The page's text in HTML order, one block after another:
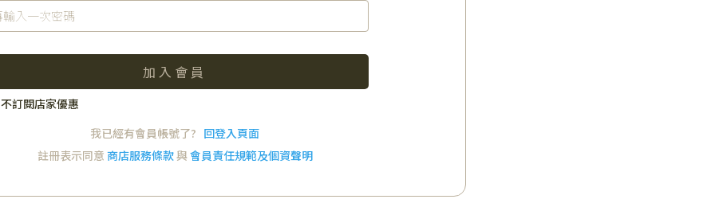
加入會員
不訂閱店家優惠
我已經有會員帳號了? 回登入頁面
註冊表示同意 商店服務條款與會員責任規範及個資聲明